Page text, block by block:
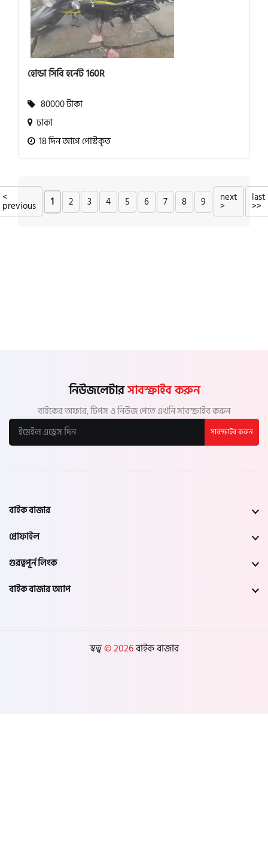
হোন্ডা সিবি হর্নেট 160R
80000 টাকা
ঢাকা
18 দিন আগে পোস্টকৃত
<
previous 1 2 3 4 5 6 7 8 9 next
>
last
>>
নিউজলেটারসাবস্ক্রাইব করুন
বাইকের অফার, টিপস ও নিউজ পেতে এখনি সাবস্ক্রাইব করুন
সাবস্ক্রাইব করুন
বাইক বাজার
প্রোফাইল
গুরত্বপূর্ন লিংক
বাইক বাজার অ্যাপ
স্বত্ব© 2026বাইক বাজার